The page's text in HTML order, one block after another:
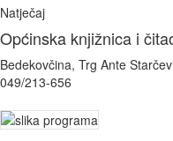
Natječaj
Općinska knjižnica i
Bedekovčina, Trg Ante
049/213-656